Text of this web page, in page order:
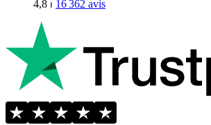
4,8 ⏐ 16 362 avis